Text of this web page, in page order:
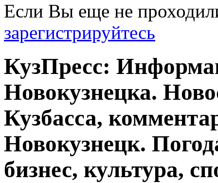
Если Вы еще не
зарегистрируйтесь
КузПресс:
Новокузнецка.
Кузбасса,
Новокузнецк.
бизнес, культура,